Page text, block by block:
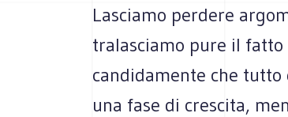
Lasciamo perdere
tralasciamo pure il
candidamente che
una fase di crescita,